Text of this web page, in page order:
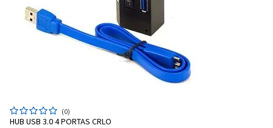
Entendi
(0)
HUB USB 3.0 4 PORTAS CRLO